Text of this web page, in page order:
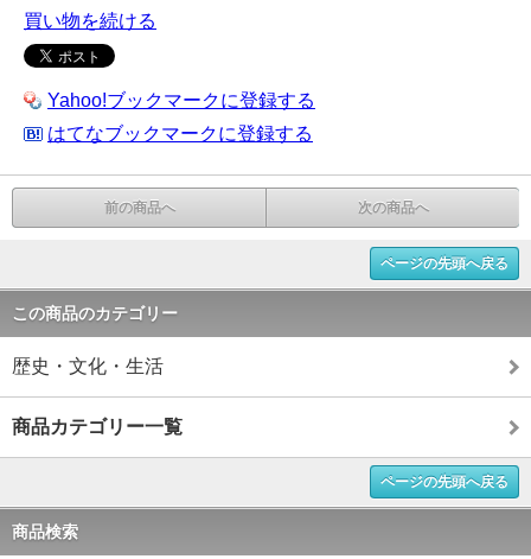
買い物を続ける
Yahoo!ブックマークに登録する
はてなブックマークに登録する
前の商品へ 次の商品へ
ページの先頭へ戻る
この商品のカテゴリー
歴史・文化・生活
商品カテゴリー一覧
ページの先頭へ戻る
商品検索